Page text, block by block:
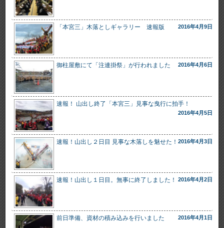
「本宮三」木落としギャラリー 速報版 2016年4月9日
御柱屋敷にて「注連掛祭」が行われました 2016年4月6日
速報！ 山出し終了「本宮三」見事な曳行に拍手！
2016年4月5日
速報！山出し２日目 見事な木落しを魅せた！ 2016年4月3日
速報！山出し１日目。無事に終了しました！ 2016年4月2日
前日準備、資材の積み込みを行いました 2016年4月1日